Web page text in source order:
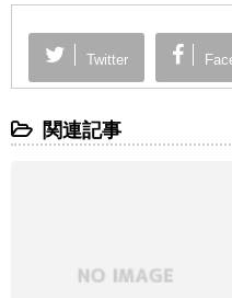
Twitter
関連記事